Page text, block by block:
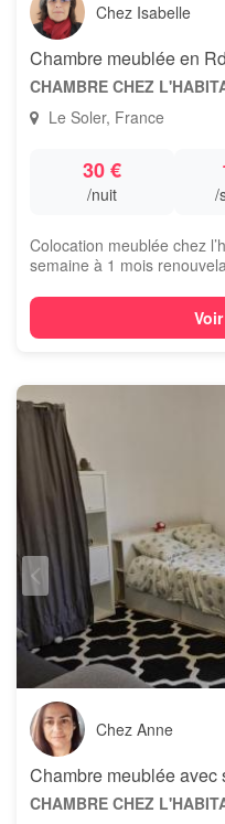
Chez Isabelle
Chambre meublée en
CHAMBRE CHEZ
Le Soler, France
30 €
/nuit /
Colocation meublée chez
semaine à 1 mois
Chez Anne
CHAMBRE CHEZ